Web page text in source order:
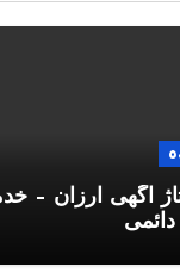
آگهی ارزان –
دائمی